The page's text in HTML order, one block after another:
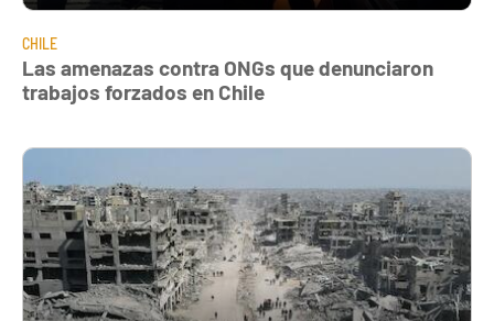
CHILE
Las amenazas contra ONGs que denunciaron
trabajos forzados en Chile